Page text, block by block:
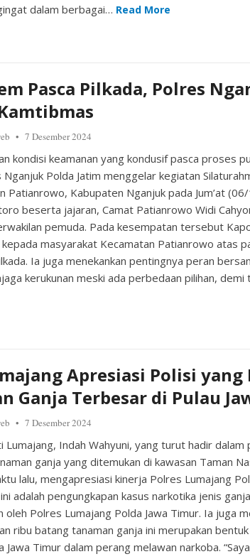
dalam berbagai… Read More
Pasca Pilkada, Polres
7 Desember 2024
kondisi keamanan yang kondusif pasca proses
Polda Jatim menggelar kegiatan
Patianrowo, Kabupaten Nganjuk pada Jum’at
beserta jajaran, Camat Patianrowo Widi
pemuda. Pada kesempatan tersebut
masyarakat Kecamatan Patianrowo atas
Ia juga menekankan pentingnya peran
kerukunan meski ada perbedaan pilihan,
Apresiasi Polisi
Ganja Terbesar di Pulau
7 Desember 2024
Lumajang, Indah Wahyuni, yang turut hadir
ganja yang ditemukan di kawasan Taman
lalu, mengapresiasi kinerja Polres Lumajang
adalah pengungkapan kasus narkotika jenis
oleh Polres Lumajang Polda Jawa Timur. Ia juga
ribu batang tanaman ganja ini merupakan
Jawa Timur dalam perang melawan narkoba.